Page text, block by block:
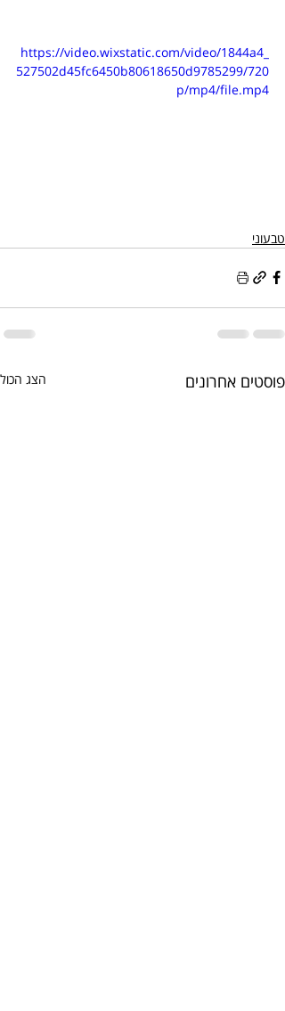
https://video.wixstatic.com/video/1844a4_
527502d45fc6450b80618650d9785299/720
p/mp4/file.mp4
טבעוני
פוסטים אחרונים הצג הכול